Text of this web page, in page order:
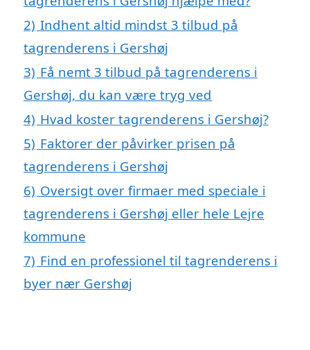
2) Indhent altid mindst 3 tilbud på
tagrenderens i Gershøj
3) Få nemt 3 tilbud på tagrenderens i
Gershøj, du kan være tryg ved
4) Hvad koster tagrenderens i Gershøj?
5) Faktorer der påvirker prisen på
tagrenderens i Gershøj
6) Oversigt over firmaer med speciale i
tagrenderens i Gershøj eller hele Lejre
kommune
7) Find en professionel til tagrenderens i
byer nær Gershøj